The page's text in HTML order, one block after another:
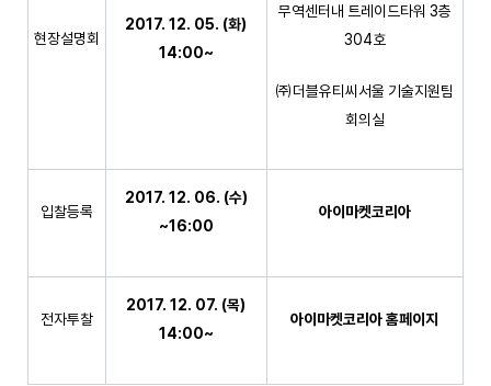
현장설명회
2017. 12. 05. (화)
14:00~
무역센터내 트레이드타워 3층
304호
㈜더블유티씨서울 기술지원팀
회의실
입찰등록
2017. 12. 06. (수)
~16:00
아이마켓코리아
전자투찰
2017. 12. 07. (목)
14:00~
아이마켓코리아 홈페이지